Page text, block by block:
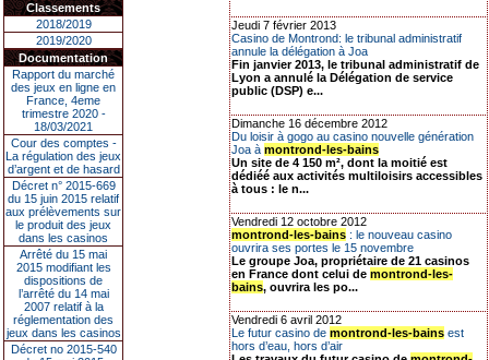
Classements
2018/2019
2019/2020
Documentation
Rapport du marché
des jeux en ligne en
France, 4eme
trimestre 2020 -
18/03/2021
Cour des comptes -
La régulation des jeux
d’argent et de hasard
Décret n° 2015-669
du 15 juin 2015 relatif
aux prélèvements sur
le produit des jeux
dans les casinos
Arrêté du 15 mai
2015 modifiant les
dispositions de
l’arrêté du 14 mai
2007 relatif à la
réglementation des
jeux dans les casinos
Décret no 2015-540
Jeudi 7 février 2013
Casino de Montrond: le tribunal administratif
annule la délégation à Joa
Fin janvier 2013, le tribunal administratif de
Lyon a annulé la Délégation de service
public (DSP) e...
Dimanche 16 décembre 2012
Du loisir à gogo au casino nouvelle génération
Joa à montrond-les-bains
Un site de 4 150 m², dont la moitié est
dédiéé aux activités multiloisirs accessibles
à tous : le n...
Vendredi 12 octobre 2012
montrond-les-bains : le nouveau casino
ouvrira ses portes le 15 novembre
Le groupe Joa, propriétaire de 21 casinos
en France dont celui de montrond-les-
bains, ouvrira les po...
Vendredi 6 avril 2012
Le futur casino de montrond-les-bains est
hors d’eau, hors d’air